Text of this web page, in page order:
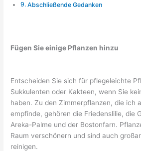
Abschließende Gedanken
Fügen Sie einige Pflanzen hinzu
Entscheiden Sie sich für pflegeleichte
Sukkulenten oder Kakteen, wenn Sie
haben. Zu den Zimmerpflanzen, die ich
empfinde, gehören die Friedenslilie, die
Areka-Palme und der Bostonfarn.
Raum verschönern und sind auch
reinigen.